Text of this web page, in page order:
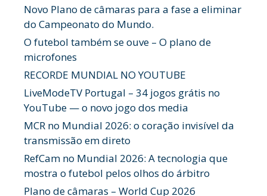
Novo Plano de câmaras para a fase a eliminar
do Campeonato do Mundo.
O futebol também se ouve – O plano de
microfones
RECORDE MUNDIAL NO YOUTUBE
LiveModeTV Portugal – 34 jogos grátis no
YouTube — o novo jogo dos media
MCR no Mundial 2026: o coração invisível da
transmissão em direto
RefCam no Mundial 2026: A tecnologia que
mostra o futebol pelos olhos do árbitro
Plano de câmaras – World Cup 2026